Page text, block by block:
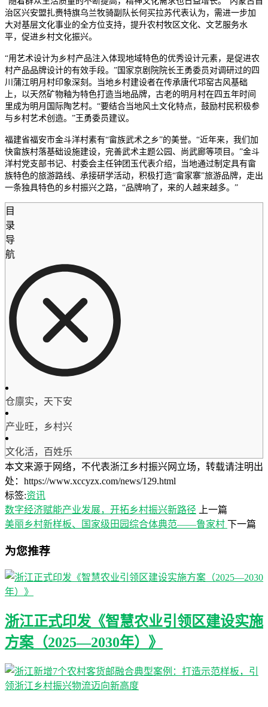
治区兴安盟扎赉特旗乌兰牧骑副队长何买拉苏代表认为，需进一步加
大对基层文化事业的全方位支持，提升农村牧区文化、文艺服务水
平，促进乡村文化振兴。
“用艺术设计为乡村产品注入体现地域特色的优秀设计元素，是促进农
村产品品牌设计的有效手段。”国家京剧院院长王勇委员对调研过的四
川蒲江明月村印象深刻。当地乡村建设者在传承唐代邛窑古风基础
上，以天然矿物釉为特色打造当地品牌，古老的明月村在四五年时间
里成为明月国际陶艺村。“要结合当地风土文化特点，鼓励村民积极参
与乡村艺术创造。”王勇委员建议。
福建省福安市金斗洋村素有“畲族武术之乡”的美誉。“近年来，我们加
快畲族村落基础设施建设，完善武术主题公园、尚武廊等项目。”金斗
洋村党支部书记、村委会主任钟团玉代表介绍，当地通过制定具有畲
族特色的旅游路线、承接研学活动，积极打造“畲家寨”旅游品牌，走出
一条独具特色的乡村振兴之路，“品牌响了，来的人越来越多。”
目
录
导
航
仓廪实，天下安
产业旺，乡村兴
文化活，百姓乐
本文来源于网络，不代表浙江乡村振兴网立场，转载请注明出
处：https://www.xccyzx.com/news/129.html
标签:资讯
数字经济赋能产业发展，开拓乡村振兴新路径
上一篇
美丽乡村新样板、国家级田园综合体典范——鲁家村 下一篇
为您推荐
浙江正式印发《智慧农业引领区建设实施
方案（2025—2030年）》